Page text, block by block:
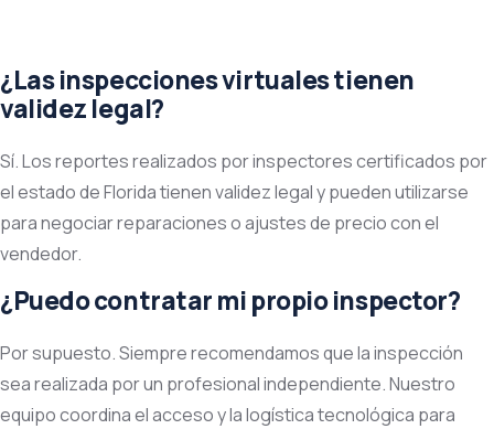
¿Las inspecciones virtuales tienen
validez legal?
Sí. Los reportes realizados por inspectores certificados por
el estado de Florida tienen validez legal y pueden utilizarse
para negociar reparaciones o ajustes de precio con el
vendedor.
¿Puedo contratar mi propio inspector?
Por supuesto. Siempre recomendamos que la inspección
sea realizada por un profesional independiente. Nuestro
equipo coordina el acceso y la logística tecnológica para